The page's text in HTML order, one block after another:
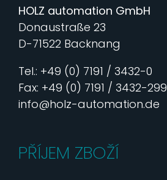
HOLZ automation GmbH
Donaustraße 23
D-71522 Backnang
Tel.: +49 (0) 7191 / 3432-0
Fax: +49 (0) 7191 / 3432-299
info@holz-automation.de
PŘÍJEM ZBOŽÍ